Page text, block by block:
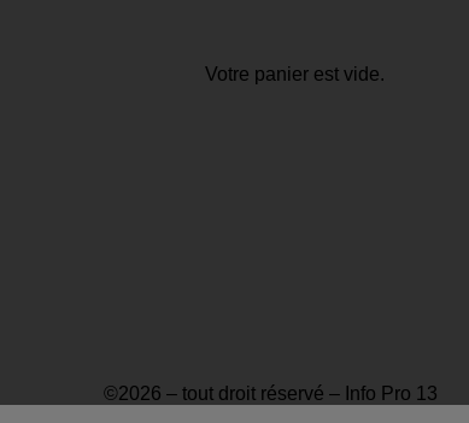
Votre panier est vide.
©2026 – tout droit réservé – Info Pro 13